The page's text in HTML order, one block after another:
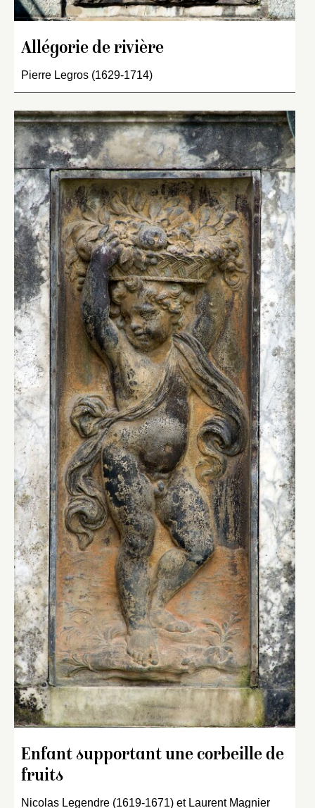
Allégorie de rivière
Pierre Legros (1629-1714)
Enfant supportant une corbeille de
fruits
Nicolas Legendre (1619-1671) et Laurent Magnier